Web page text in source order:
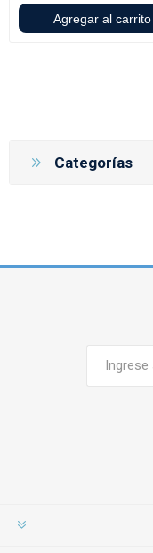
Categorías